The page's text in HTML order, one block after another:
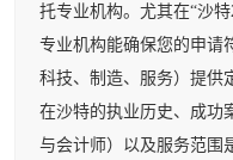
托专业机构。尤其在“沙特
专业机构能确保您的申请
科技、制造、服务）提供
在沙特的执业历史、成功
与会计师）以及服务范围